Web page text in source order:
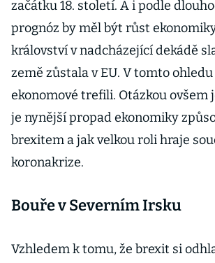
začátku 18. století. A i podle
prognóz by měl být růst
království v nadcházející dekádě
země zůstala v EU. V tomto
ekonomové trefili. Otázkou ovšem
je nynější propad ekonomiky
brexitem a jak velkou roli hraje
koronakrize.
Bouře v Severním Irsku
Vzhledem k tomu, že brexit si